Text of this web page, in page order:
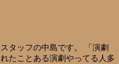
タッフの中島です。 「演劇
たことある演劇やってる人多